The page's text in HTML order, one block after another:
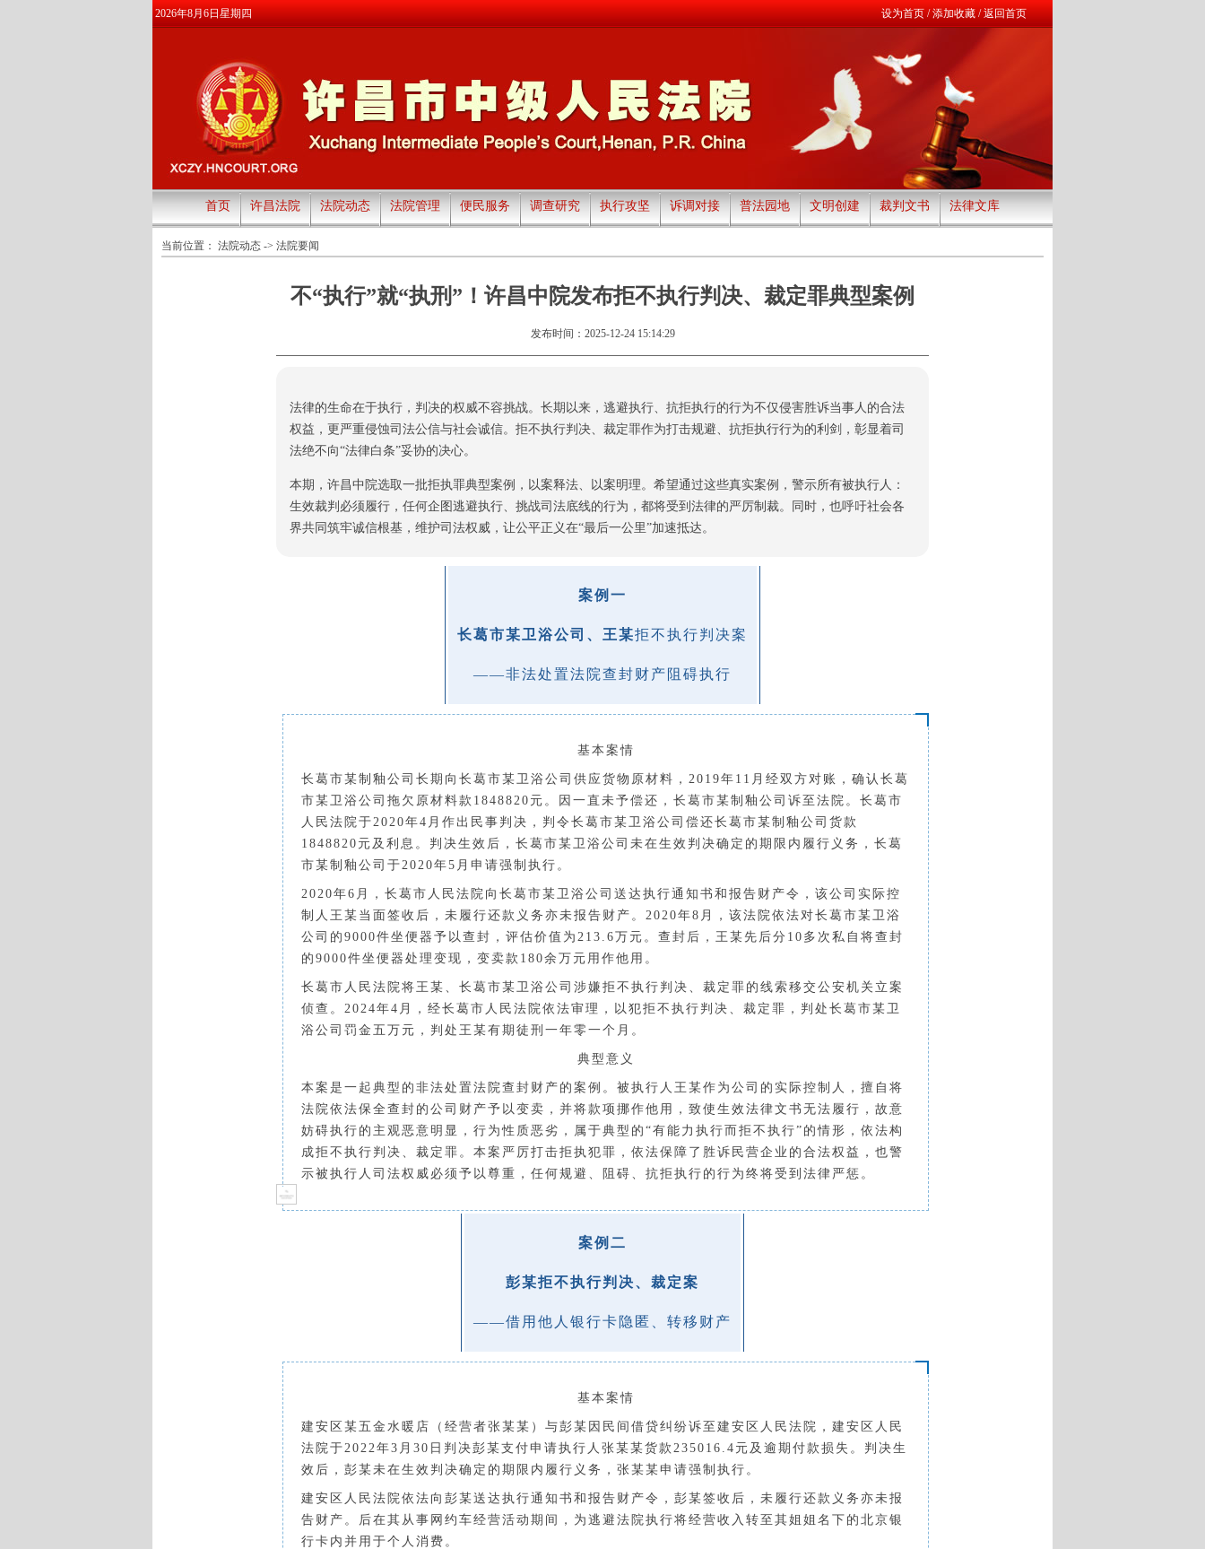
2026年8月6日星期四 设为首页/添加收藏/返回首页
首页 许昌法院 法院动态 法院管理 便民服务 调查研究 执行攻坚 诉调对接 普法园地 文明创建 裁判文书 法律文库
当前位置： 法院动态 -> 法院要闻
不“执行”就“执刑”！许昌中院发布拒不执行判决、裁定罪典型案例
发布时间：2025-12-24 15:14:29
法律的生命在于执行，判决的权威不容挑战。长期以来，逃避执行、抗拒执行的行为不仅侵害胜诉当事人的合法
权益，更严重侵蚀司法公信与社会诚信。拒不执行判决、裁定罪作为打击规避、抗拒执行行为的利剑，彰显着司
法绝不向“法律白条”妥协的决心。
本期，许昌中院选取一批拒执罪典型案例，以案释法、以案明理。希望通过这些真实案例，警示所有被执行人：
生效裁判必须履行，任何企图逃避执行、挑战司法底线的行为，都将受到法律的严厉制裁。同时，也呼吁社会各
界共同筑牢诚信根基，维护司法权威，让公平正义在“最后一公里”加速抵达。
案例一
长葛市某卫浴公司、王某拒不执行判决案
——非法处置法院查封财产阻碍执行
基本案情
长葛市某制釉公司长期向长葛市某卫浴公司供应货物原材料， 2019年11月经双方对账，确认长葛
市某卫浴公司拖欠原材料款1848820元。因一直未予偿还，长葛市某制釉公司诉至法院。长葛市
人民法院于2020年4月作出民事判决，判令长葛市某卫浴公司偿还长葛市某制釉公司货款
1848820元及利息。判决生效后，长葛市某卫浴公司未在生效判决确定的期限内履行义务，长葛
市某制釉公司于2020年5月申请强制执行。
2020年6月，长葛市人民法院向长葛市某卫浴公司送达执行通知书和报告财产令，该公司实际控
制人王某当面签收后，未履行还款义务亦未报告财产。2020年8月，该法院依法对长葛市某卫浴
公司的9000件坐便器予以查封，评估价值为213.6万元。查封后，王某先后分10多次私自将查封
的9000件坐便器处理变现，变卖款180余万元用作他用。
长葛市人民法院将王某、长葛市某卫浴公司涉嫌拒不执行判决、裁定罪的线索移交公安机关立案
侦查。 2024年4月，经长葛市人民法院依法审理，
以犯拒不执行判决、裁定罪，判处长葛市某卫
浴公司罚金五万元，判处王某有期徒刑一年零一个月。
典型意义
本案是一起典型的非法处置法院查封财产的案例。被执行人王某作为公司的实际控制人，擅自将
法院依法保全查封的公司财产予以变卖，并将款项挪作他用，致使生效法律文书无法履行，故意
妨碍执行的主观恶意明显，行为性质恶劣，属于典型的 “有能力执行而拒不执行”的情形，依法构
成拒不执行判决、裁定罪。本案严厉打击拒执犯罪，依法保障了胜诉民营企业的合法权益，也警
示被执行人司法权威必须予以尊重，任何规避、阻碍、抗拒执行的行为终将受到法律严惩。
案例二
彭某拒不执行判决、裁定案
——借用他人银行卡隐匿、转移财产
基本案情
建安区 某 五金水暖店 （经营者张某某） 与彭某 因民间借贷纠纷诉至 建安区人民法院，建安区人民
法院于 2022年3月30日判决彭某支付申请执行人张 某某货款 235016.4元及逾期付款损失。判决生
效后， 彭某未在生效判决确定的期限内 履行义务， 张某某申请强制执行。
建安区人民法院依法向彭某送达执行通知书和报告财产令，彭某签收后，未履行还款义务亦未报
告财产。后在其从事网约车经营活动期间，为逃避法院执行将经营收入转至其姐姐名下的北京银
行卡内 并 用于个人消费。